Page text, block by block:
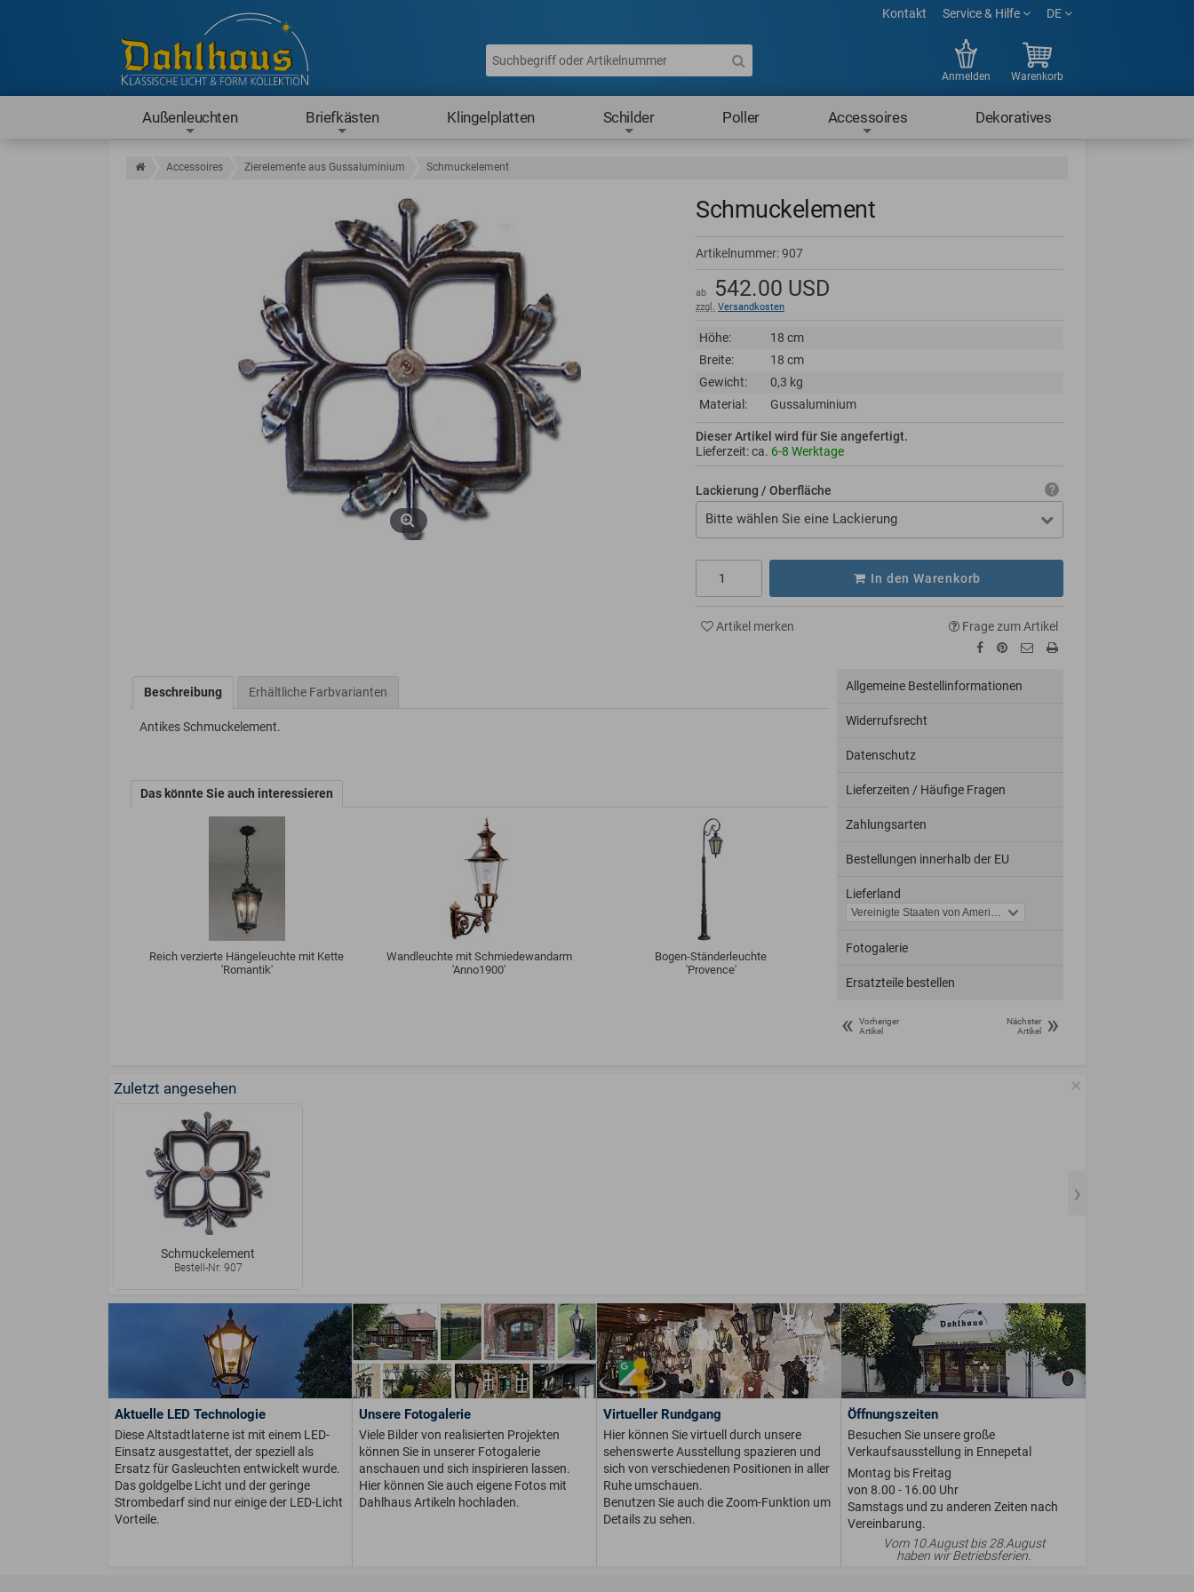
Kontakt Service & Hilfe DE
Anmelden Warenkorb
Außenleuchten Briefkästen Klingelplatten Schilder Poller Accessoires Dekoratives
Accessoires Zierelemente aus Gussaluminium Schmuckelement
Schmuckelement
Artikelnummer:907
ab 542.00 USD
zzgl. Versandkosten
Höhe:
18 cm
Breite:
18 cm
Gewicht:
0,3 kg
Material:
Gussaluminium
Dieser Artikel wird für Sie angefertigt.
Lieferzeit: ca. 6-8 Werktage
Lackierung / Oberfläche
Bitte wählen Sie eine Lackierung
In den Warenkorb
Artikel merken Frage zum Artikel
Beschreibung Erhältliche Farbvarianten
Antikes Schmuckelement.
Das könnte Sie auch interessieren
Reich verzierte Hängeleuchte mit Kette
'Romantik'
Wandleuchte mit Schmiedewandarm
'Anno1900'
Bogen-Ständerleuchte
'Provence'
Allgemeine Bestellinformationen
Widerrufsrecht
Datenschutz
Lieferzeiten / Häufige Fragen
Zahlungsarten
Bestellungen innerhalb der EU
Lieferland
Fotogalerie
Ersatzteile bestellen
«
Vorheriger
Artikel
Nächster
Artikel
»
Zuletzt angesehen
Schmuckelement
Bestell-Nr. 907
Aktuelle LED Technologie
Diese Altstadtlaterne ist mit einem LED-
Einsatz ausgestattet, der speziell als
Ersatz für Gasleuchten entwickelt wurde.
Das goldgelbe Licht und der geringe
Strombedarf sind nur einige der LED-Licht
Vorteile.
Unsere Fotogalerie
Viele Bilder von realisierten Projekten
können Sie in unserer Fotogalerie
anschauen und sich inspirieren lassen.
Hier können Sie auch eigene Fotos mit
Dahlhaus Artikeln hochladen.
Virtueller Rundgang
Hier können Sie virtuell durch unsere
sehenswerte Ausstellung spazieren und
sich von verschiedenen Positionen in aller
Ruhe umschauen.
Benutzen Sie auch die Zoom-Funktion um
Details zu sehen.
Öffnungszeiten
Besuchen Sie unsere große
Verkaufsausstellung in Ennepetal
Montag bis Freitag
von 8.00 - 16.00 Uhr
Samstags und zu anderen Zeiten nach
Vereinbarung.
Vom 10.August bis 28.August
haben wir Betriebsferien.